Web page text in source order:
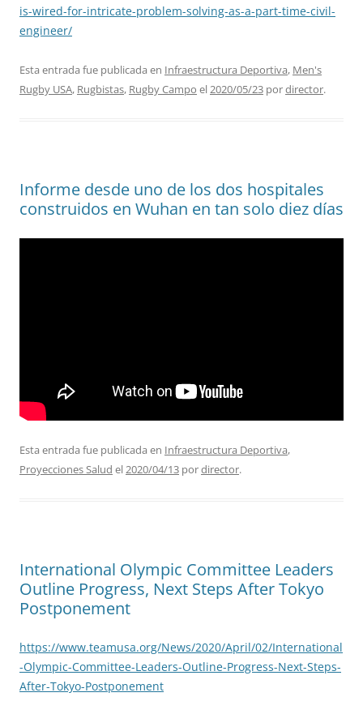
is-wired-for-intricate-problem-solving-as-a-part-time-civil-
engineer/
Esta entrada fue publicada en Infraestructura Deportiva, Men's
Rugby USA, Rugbistas, Rugby Campo el2020/05/23 pordirector.
Informe desde uno de los dos hospitales
construidos en Wuhan en tan solo diez días
Esta entrada fue publicada en Infraestructura Deportiva,
Proyecciones Salud el2020/04/13 pordirector.
International Olympic Committee Leaders
Outline Progress, Next Steps After Tokyo
Postponement
https://www.teamusa.org/News/2020/April/02/International
-Olympic-Committee-Leaders-Outline-Progress-Next-Steps-
After-Tokyo-Postponement